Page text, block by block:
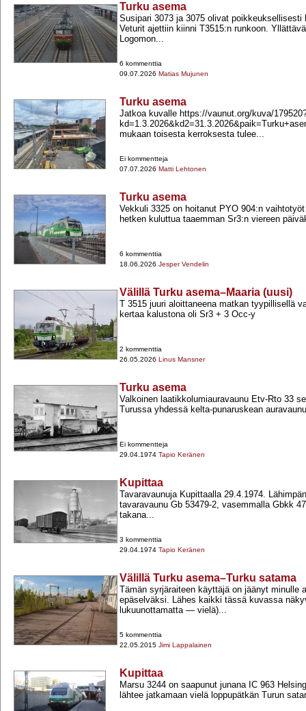
Turku asema
Susipari 3073 ja 3075 olivat poikkeuksellisesti
Veturit ajettiin kiinni T3515:n runkoon.
Logomon...
6 kommenttia
09.07.2026 Matias Mujunen
Turku asema
Jatkoa kuvalle https://vaunut.org/kuva/
mukaan toisesta kerroksesta tulee...
Ei kommentteja
07.07.2026 Matti Lehtonen
Turku asema
Vekkuli 3325 on hoitanut PYO 904:n
hetken kuluttua taaemman Sr3:n viereen
6 kommenttia
18.06.2026 Jesper Vendelin
Välillä Turku asema–Maaria (uusi)
T 3515 juuri aloittaneena matkan tyypillisellä
kertaa kalustona oli Sr3 +​ 3 Occ-​y
2 kommenttia
26.05.2026 Linus Mansner
Turku asema
Valkoinen laatikkolumiauravaunu Etv-​Rto 33
Turussa yhdessä kelta-​punaruskean
Ei kommentteja
29.04.1974 Tapio Keränen
Kupittaa
Tavaravaunuja Kupittaalla 29.4.1974.
tavaravaunu Gb 53479-​2, vasemmalla Gbkk
takana...
3 kommenttia
29.04.1974 Tapio Keränen
Välillä Turku asema–Turku satama
Tämän syrjäraiteen käyttäjä on jäänyt minulle
epäselväksi. Lähes kaikki tässä kuvassa
lukuunottamatta — vielä)...
5 kommenttia
22.05.2015 Jimi Lappalainen
Kupittaa
Marsu 3244 on saapunut junana IC 963
lähtee jatkamaan vielä loppupätkän Turun